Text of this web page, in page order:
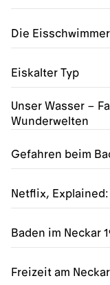
Die
Eiskalter Typ
Unser Wasser –
Wunderwelten
Gefahren beim
Netflix,
Baden im Neckar
Freizeit am Neckar